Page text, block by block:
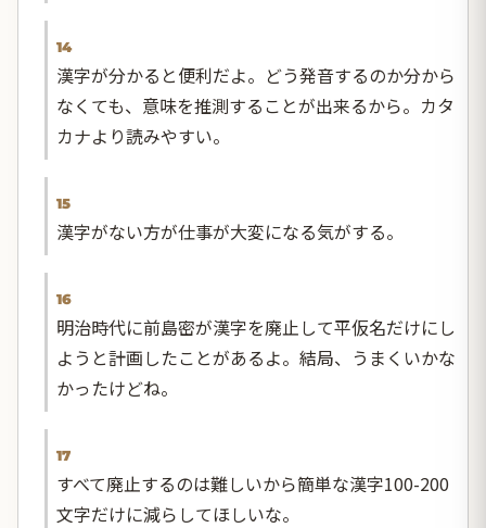
14
漢字が分かると便利だよ。どう発音するのか分から
なくても、意味を推測することが出来るから。カタ
カナより読みやすい。
15
漢字がない方が仕事が大変になる気がする。
16
明治時代に前島密が漢字を廃止して平仮名だけにし
ようと計画したことがあるよ。結局、うまくいかな
かったけどね。
17
すべて廃止するのは難しいから簡単な漢字100-200
文字だけに減らしてほしいな。